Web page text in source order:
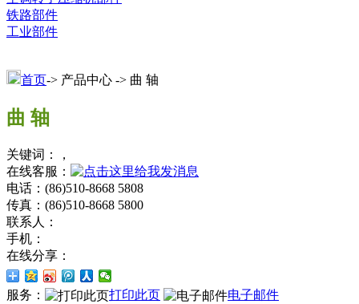
铁路部件
工业部件
首页-> 产品中心 -> 曲 轴
曲 轴
关键词：，
在线客服：
电话：(86)510-8668 5808
传真：(86)510-8668 5800
联系人：
手机：
在线分享：
服务： 打印此页 电子邮件